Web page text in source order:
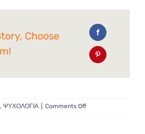
Choose
, ΨΥΧΟΛΟΓΙΑ Comments Offon